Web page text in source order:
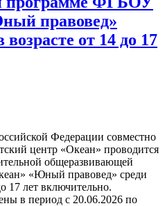
правовед»
от 14 до 17
Федерации совместно
центр «Океан» проводится
общеразвивающей
«Юный правовед» среди
17 лет включительно.
в период с 20.06.2026 по